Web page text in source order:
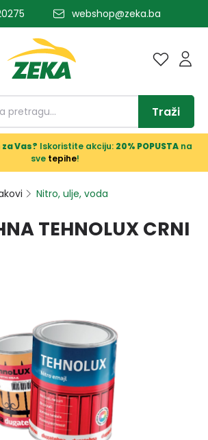
webshop@zeka.ba
Traži
Vas? Iskoristite akciju: 20% POPUSTAna
sve tepihe!
Nitro, ulje, voda
TEHNOLUX CRNI